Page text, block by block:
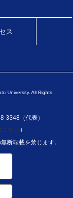
ス
University. All Rights
3348（代表）
こちら ）
断転載を禁じます。